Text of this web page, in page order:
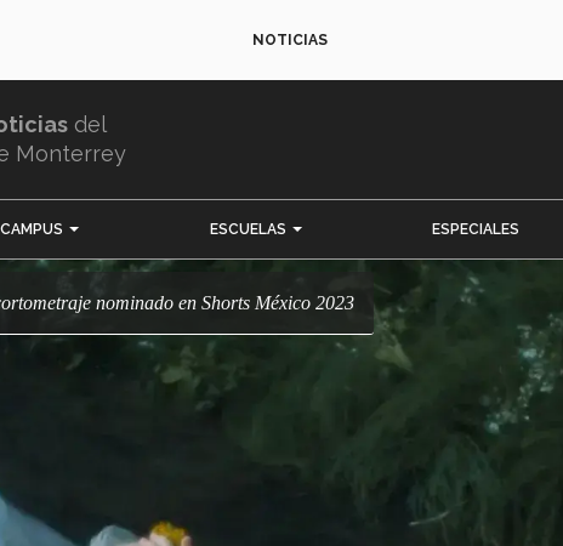
NOTICIAS
del
Monterrey
CAMPUS ESCUELAS ESPECIALES
nominado en Shorts México 2023